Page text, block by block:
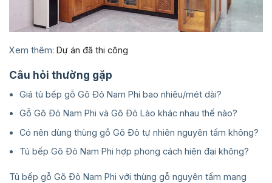
Xem thêm: Dự án đã thi công
Câu hỏi thường gặp
Giá tủ bếp gỗ Gõ Đỏ Nam Phi bao nhiêu/mét dài?
Gỗ Gõ Đỏ Nam Phi và Gõ Đỏ Lào khác nhau thế nào?
Có nên dùng thùng gỗ Gõ Đỏ tự nhiên nguyên tấm không?
Tủ bếp Gõ Đỏ Nam Phi hợp phong cách hiện đại không?
Tủ bếp gỗ Gõ Đỏ Nam Phi với thùng gỗ nguyên tấm mang